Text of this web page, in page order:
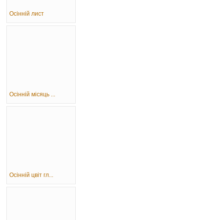
Осінній лист
Осінній місяць ...
Осінній цвіт гл...